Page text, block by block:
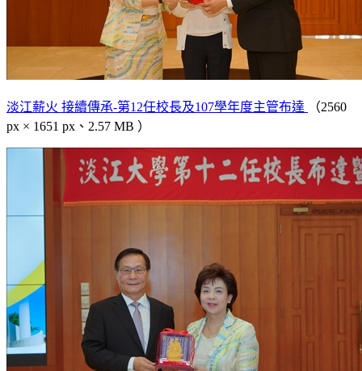
淡江薪火 接續傳承-第12任校長及107學年度主管布達
（2560
px × 1651 px、2.57 MB ）